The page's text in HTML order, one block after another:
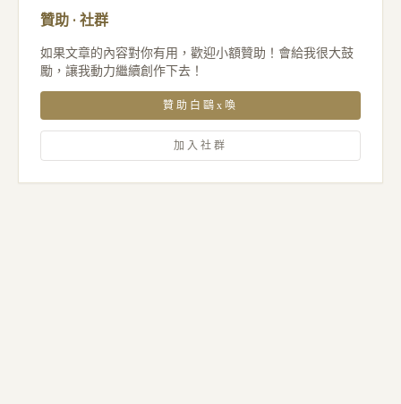
贊助 · 社群
如果文章的內容對你有用，歡迎小額贊助！會給我很大鼓
勵，讓我動力繼續創作下去！
贊助白鷗x喚
加入社群